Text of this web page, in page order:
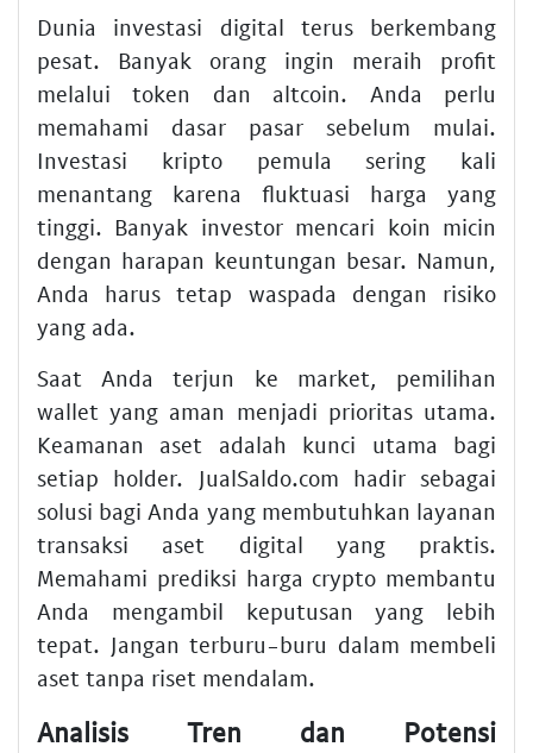
Dunia investasi digital terus berkembang
pesat. Banyak orang ingin meraih profit
melalui token dan altcoin. Anda perlu
memahami dasar pasar sebelum mulai.
Investasi kripto pemula sering kali
menantang karena fluktuasi harga yang
tinggi. Banyak investor mencari koin micin
dengan harapan keuntungan besar. Namun,
Anda harus tetap waspada dengan risiko
yang ada.
Saat Anda terjun ke market, pemilihan
wallet yang aman menjadi prioritas utama.
Keamanan aset adalah kunci utama bagi
setiap holder. JualSaldo.com hadir sebagai
solusi bagi Anda yang membutuhkan layanan
transaksi aset digital yang praktis.
Memahami prediksi harga crypto membantu
Anda mengambil keputusan yang lebih
tepat. Jangan terburu-buru dalam membeli
aset tanpa riset mendalam.
Analisis Tren dan Potensi